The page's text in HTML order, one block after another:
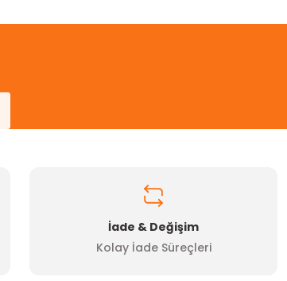
İade & Değişim
Kolay İade Süreçleri